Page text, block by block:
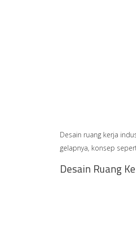
Desain ruang kerja
gelapnya, konsep
Desain Ruang